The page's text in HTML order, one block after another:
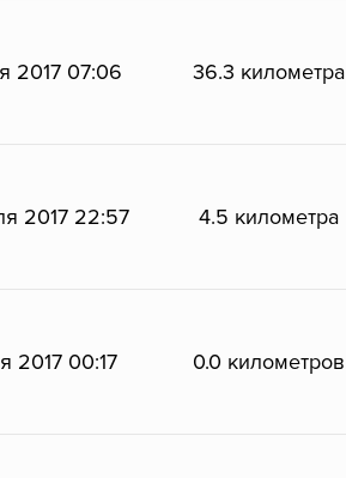
2017 07:06 36.3 километра
2017 22:57 4.5 километра
2017 00:17 0.0 километров